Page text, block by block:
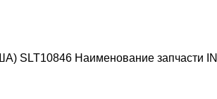
SLT10846 Наименование запчасти